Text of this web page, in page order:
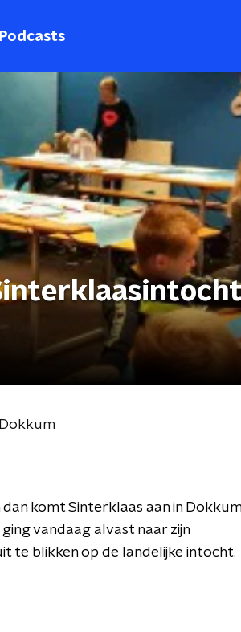
Podcasts
komt Sinterklaas aan in
vandaag alvast naar zijn
te blikken op de landelijke intocht.